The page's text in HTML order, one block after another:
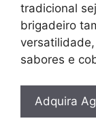
tradicional
brigadeiro
sabores e
Adquira